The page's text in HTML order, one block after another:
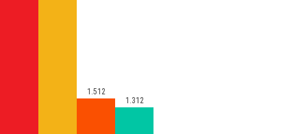
1.512
1.312